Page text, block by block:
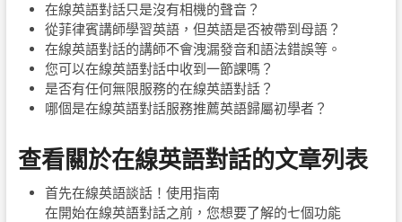
在線英語對話只是沒有相機的聲音？
從菲律賓講師學習英語，但英語是否被帶到母語？
在線英語對話的講師不會洩漏發音和語法錯誤等。
您可以在線英語對話中收到一節課嗎？
是否有任何無限服務的在線英語對話？
哪個是在線英語對話服務推薦英語歸屬初學者？
查看關於在線英語對話的文章列表
首先在線英語談話！使用指南
在開始在線英語對話之前，您想要了解的七個功能